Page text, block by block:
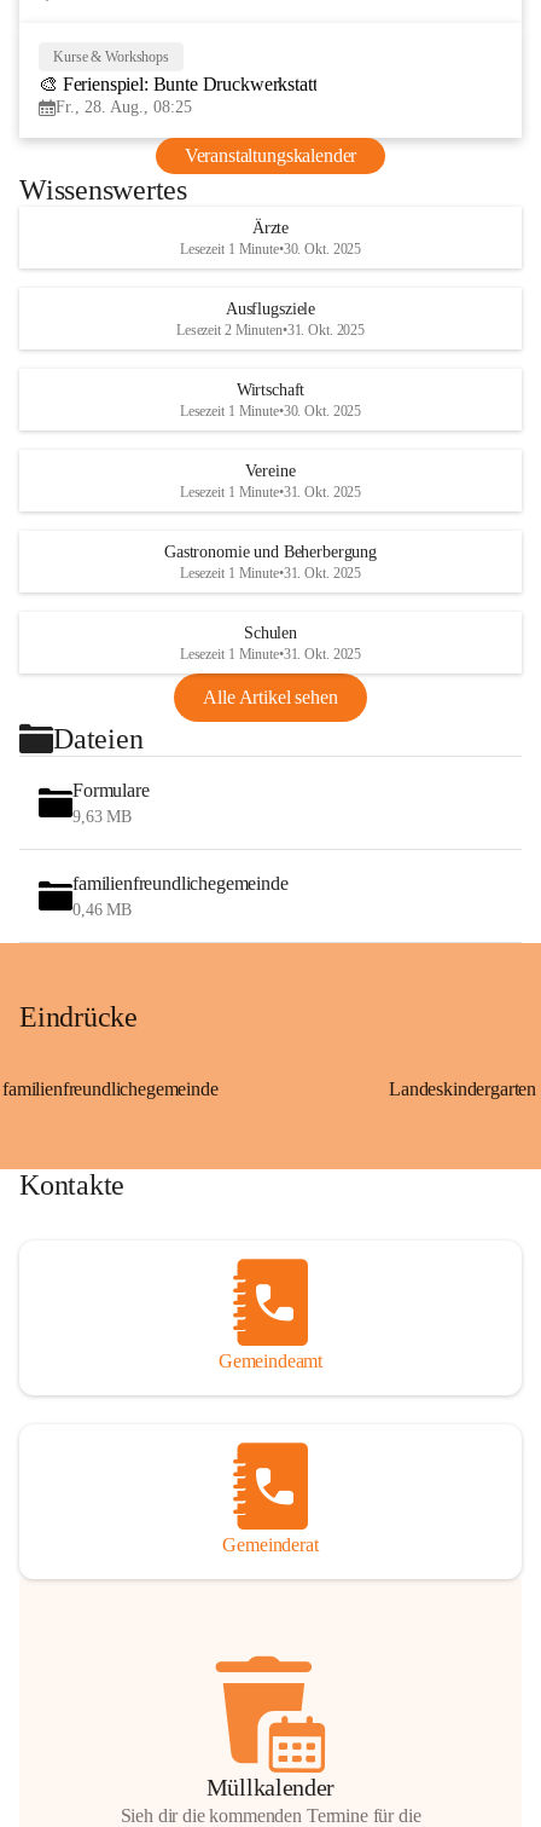
Kurse & Workshops
🎨 Ferienspiel: Bunte Druckwerkstatt
Fr., 28. Aug., 08:25
Veranstaltungskalender
Wissenswertes
Ärzte
Lesezeit 1 Minute•30. Okt. 2025
Ausflugsziele
Lesezeit 2 Minuten•31. Okt. 2025
Wirtschaft
Lesezeit 1 Minute•30. Okt. 2025
Vereine
Lesezeit 1 Minute•31. Okt. 2025
Gastronomie und Beherbergung
Lesezeit 1 Minute•31. Okt. 2025
Schulen
Lesezeit 1 Minute•31. Okt. 2025
Alle Artikel sehen
Dateien
Formulare
9,63 MB
familienfreundlichegemeinde
0,46 MB
Eindrücke
familienfreundlichegemeinde
Kontakte
Gemeindeamt
Gemeinderat
Müllkalender
Sieh dir die kommenden Termine für die